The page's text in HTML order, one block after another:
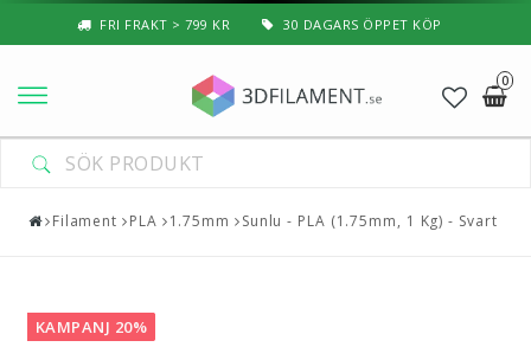
FRI FRAKT > 799 KR 30 DAGARS ÖPPET KÖP
0
Nyheter & Populärt
Filament
3D-Pussel & Prylar
Filament PLA 1.75mm Sunlu - PLA (1.75mm, 1 Kg) - Svart
KAMPANJ 20%